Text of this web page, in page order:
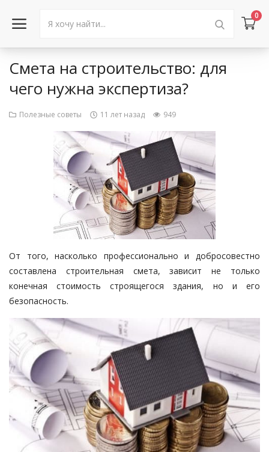
0
Войти в аккаунт
Объявления
Город: Колумбус
Смета на строительство: для
чего нужна экспертиза?
Полезные советы 11 лет назад 949
От того, насколько профессионально и добросовестно
составлена строительная смета, зависит не только
конечная стоимость строящегося здания, но и его
безопасность.